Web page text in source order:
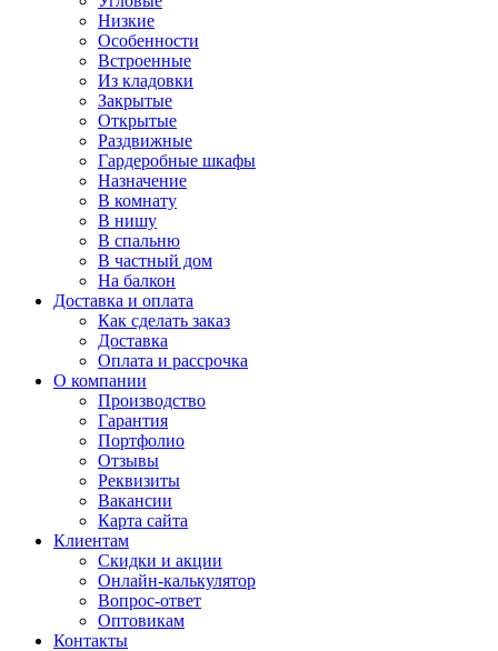
Низкие
Особенности
Встроенные
Из кладовки
Закрытые
Открытые
Раздвижные
Гардеробные шкафы
Назначение
В комнату
В нишу
В спальню
В частный дом
На балкон
Доставка и оплата
Как сделать заказ
Доставка
Оплата и рассрочка
О компании
Производство
Гарантия
Портфолио
Отзывы
Реквизиты
Вакансии
Карта сайта
Клиентам
Скидки и акции
Онлайн-калькулятор
Вопрос-ответ
Оптовикам
Контакты